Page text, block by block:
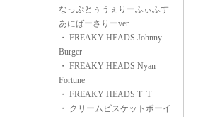
なっぷとぅうぇりーふぃふす
あにばーさりーver.
・ FREAKY HEADS Johnny
Burger
・ FREAKY HEADS Nyan
Fortune
・ FREAKY HEADS T･T
・ クリームビスケットボーイ